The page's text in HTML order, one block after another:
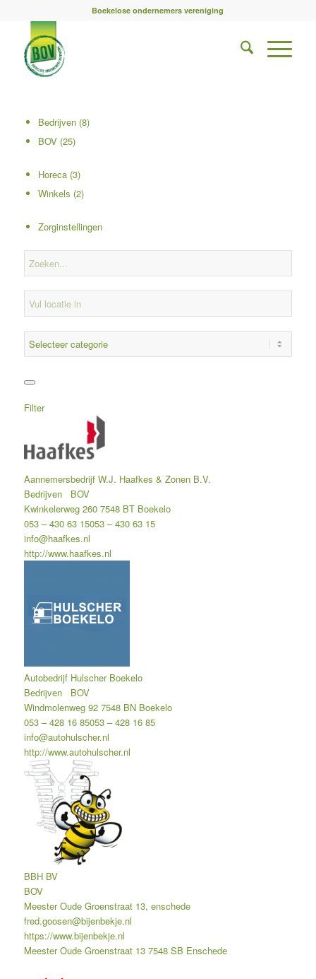
Boekelose ondernemers vereniging
Bedrijven(8)
BOV(25)
Horeca(3)
Winkels (2)
Zorginstellingen
Filter
Aannemersbedrijf W.J. Haafkes & Zonen B.V.
Bedrijven
BOV
Kwinkelerweg 260 7548 BT Boekelo
053 – 430 63 15053 – 430 63 15
info@haafkes.nl
http://www.haafkes.nl
Autobedrijf Hulscher Boekelo
Bedrijven
BOV
Windmolenweg 92 7548 BN Boekelo
053 – 428 16 85053 – 428 16 85
info@autohulscher.nl
http://www.autohulscher.nl
BBH BV
BOV
Meester Oude Groenstraat 13, enschede
fred.goosen@bijenbekje.nl
https://www.bijenbekje.nl
Meester Oude Groenstraat 13 7548 SB Enschede